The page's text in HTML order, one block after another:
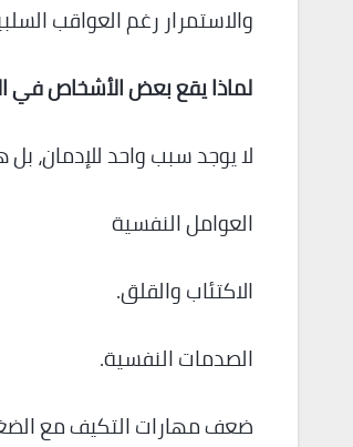
والاستمرار رغم العواقب
لماذا يقع بعض الأشخاص في
لا يوجد سبب واحد للإدمان،
العوامل النفسية
الاكتئاب والقلق.
الصدمات النفسية.
ضعف مهارات التكيف مع